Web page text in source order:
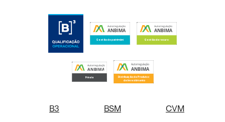
B3 BSM
CVM